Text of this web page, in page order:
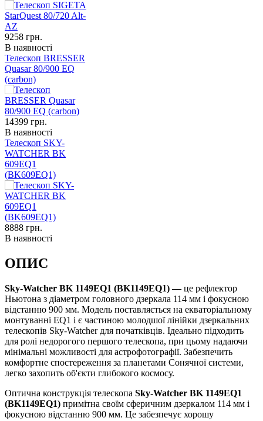
9258 грн.
В наявності
Телескоп BRESSER
Quasar 80/900 EQ
(carbon)
14399 грн.
В наявності
Телескоп SKY-
WATCHER BK
609EQ1
(BK609EQ1)
8888 грн.
В наявності
ОПИС
Sky-Watcher BK 1149EQ1 (BK1149EQ1) —це рефлектор
Ньютона з діаметром головного дзеркала 114 мм і фокусною
відстанню 900 мм. Модель поставляється на екваторіальному
монтуванні EQ1 і є частиною молодшої лінійки дзеркальних
телескопів Sky-Watcher для початківців. Ідеально підходить
для ролі недорогого першого телескопа, при цьому надаючи
мінімальні можливості для астрофотографії. Забезпечить
комфортне спостереження за планетами Сонячної системи,
легко захопить об'єкти глибокого космосу.
Оптична конструкція телескопа Sky-Watcher BK 1149EQ1
(BK1149EQ1) примітна своїм сферичним дзеркалом 114 мм і
фокусною відстанню 900 мм. Це забезпечує хорошу